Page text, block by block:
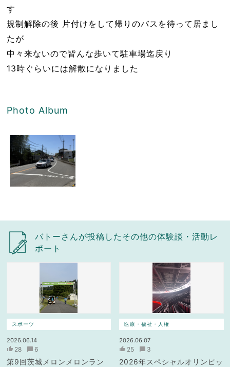
す
規制解除の後 片付けをして帰りのバスを待って居まし
たが
中々来ないので皆んな歩いて駐車場迄戻り
13時ぐらいには解散になりました
Photo Album
バトーさんが投稿したその他の体験談・活動レ
ポート
スポーツ
2026.06.14
28 6
第9回茨城メロンメロンラン
医療・福祉・人権
2026.06.07
25 3
2026年スペシャルオリンピッ